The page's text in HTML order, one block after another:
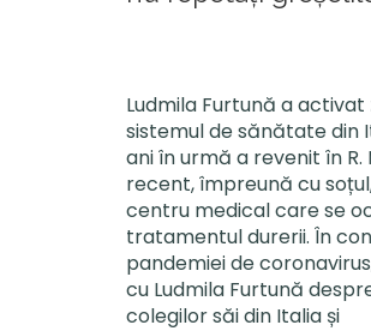
Ludmila Furtună a activat
sistemul de sănătate din
ani în urmă a revenit în R.
recent, împreună cu
centru medical care se
tratamentul durerii. În
pandemiei de
cu Ludmila Furtună
colegilor săi din Italia și